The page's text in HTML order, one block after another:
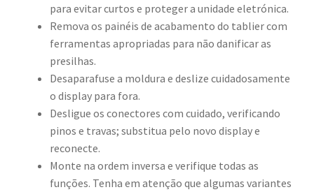
para evitar curtos e proteger a unidade eletrónica.
Remova os painéis de acabamento do tablier com
ferramentas apropriadas para não danificar as
presilhas.
Desaparafuse a moldura e deslize cuidadosamente
o display para fora.
Desligue os conectores com cuidado, verificando
pinos e travas; substitua pelo novo display e
reconecte.
Monte na ordem inversa e verifique todas as
funções. Tenha em atenção que algumas variantes